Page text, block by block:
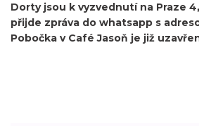
Dorty jsou k vyzvednutí na Praze
přijde zpráva do whatsapp s
Pobočka v Café Jasoň je již